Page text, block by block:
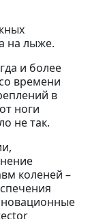
на лыже.
и более
времени
в
ноги
не так.
коленей –